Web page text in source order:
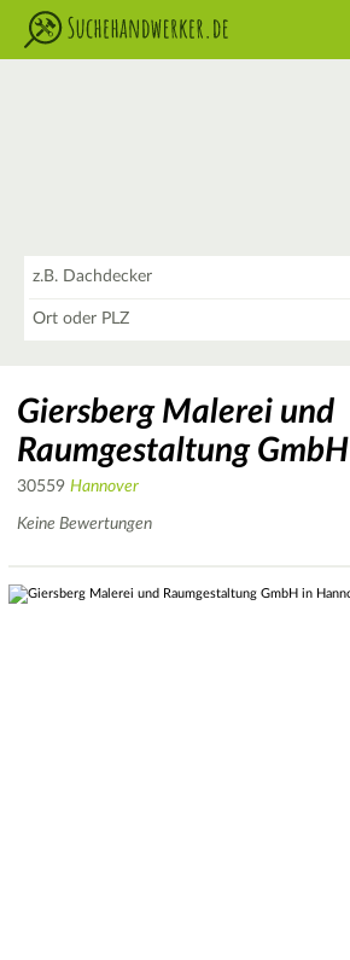
Giersberg Malerei und
Raumgestaltung GmbH
30559 Hannover
Keine Bewertungen